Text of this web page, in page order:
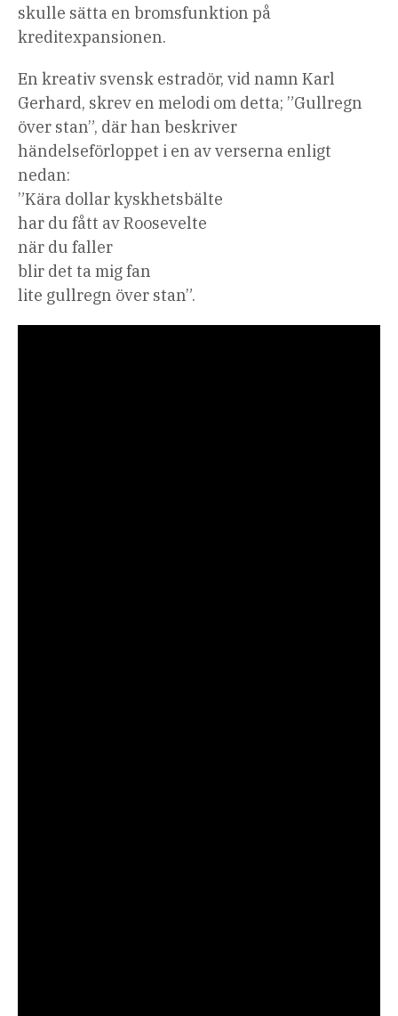
skulle sätta en bromsfunktion på
kreditexpansionen.
En kreativ svensk estradör, vid namn Karl
Gerhard, skrev en melodi om detta; ”Gullregn
över stan”, där han beskriver
händelseförloppet i en av verserna enligt
nedan:
”Kära dollar kyskhetsbälte
har du fått av Roosevelte
när du faller
blir det ta mig fan
lite gullregn över stan”.